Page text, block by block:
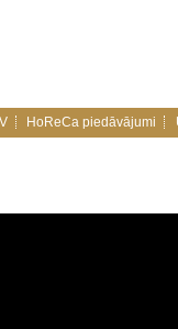
HoReCa piedāvājumi